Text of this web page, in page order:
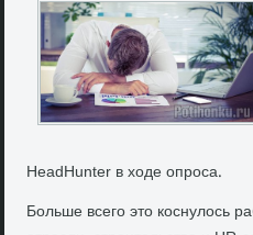
HeadHunter в хοде опроса.
Больше всего это коснулось